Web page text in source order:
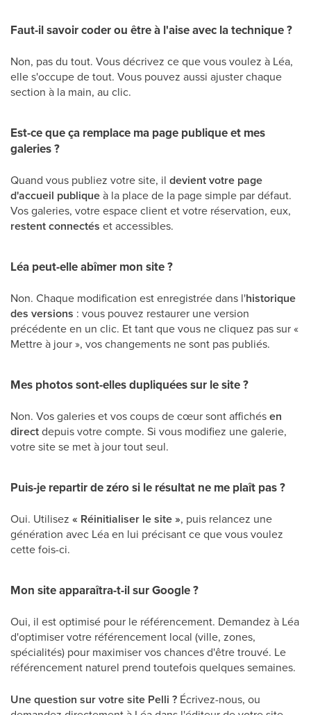
Faut-il savoir coder ou être à l'aise avec la technique ?
Non, pas du tout. Vous décrivez ce que vous voulez à Léa,
elle s'occupe de tout. Vous pouvez aussi ajuster chaque
section à la main, au clic.
Est-ce que ça remplace ma page publique et mes
galeries ?
Quand vous publiez votre site, il devient votre page
d'accueil publiqueà la place de la page simple par défaut.
Vos galeries, votre espace client et votre réservation, eux,
restent connectés et accessibles.
Léa peut-elle abîmer mon site ?
Non. Chaque modification est enregistrée dans l'historique
des versions : vous pouvez restaurer une version
précédente en un clic. Et tant que vous ne cliquez pas sur «
Mettre à jour », vos changements ne sont pas publiés.
Mes photos sont-elles dupliquées sur le site ?
Non. Vos galeries et vos coups de cœur sont affichésen
directdepuis votre compte. Si vous modifiez une galerie,
votre site se met à jour tout seul.
Puis-je repartir de zéro si le résultat ne me plaît pas ?
Oui. Utilisez « Réinitialiser le site », puis relancez une
génération avec Léa en lui précisant ce que vous voulez
cette fois-ci.
Mon site apparaîtra-t-il sur Google ?
Oui, il est optimisé pour le référencement. Demandez à Léa
d'optimiser votre référencement local (ville, zones,
spécialités) pour maximiser vos chances d'être trouvé. Le
référencement naturel prend toutefois quelques semaines.
Une question sur votre site Pelli ? Écrivez-nous, ou